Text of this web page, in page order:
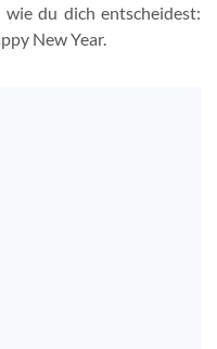
du dich entscheidest:
New Year.